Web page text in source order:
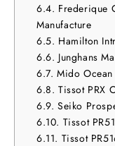
6.4. Frederique
Manufacture
6.5. Hamilton
6.6. Junghans
6.7. Mido
6.8. Tissot PRX
6.9. Seiko
6.10. Tissot
6.11. Tissot